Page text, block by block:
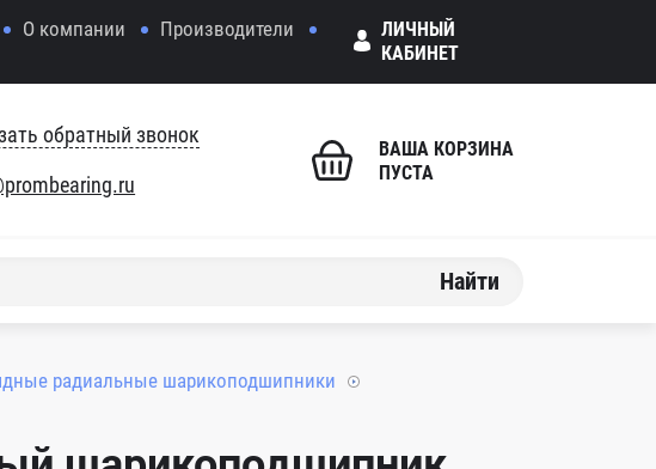
О компании
Производители
ЛИЧНЫЙ
КАБИНЕТ
обратный звонок
ВАША КОРЗИНА
ПУСТА
Найти
радиальные шарикоподшипники